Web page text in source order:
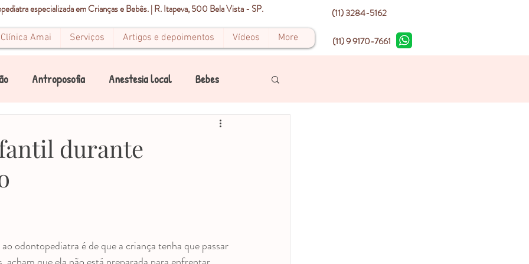
especializada em Crianças e Bebês. | R. Itapeva, 500 Bela Vista - SP.
Clínica Amai Serviços Artigos e depoimentos Vídeos More
(11) 3284-5162
(11) 9 9170-7661
Antroposofia Anestesia local Bebes
durante
odontopediatra é de que a criança tenha que passar